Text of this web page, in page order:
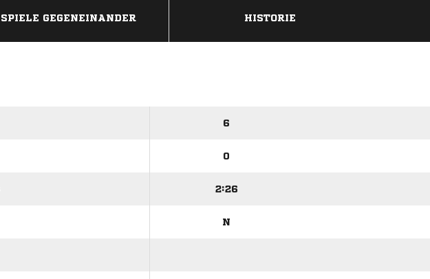
SPIELE GEGENEINANDER HISTORIE
6
0
2:26
N